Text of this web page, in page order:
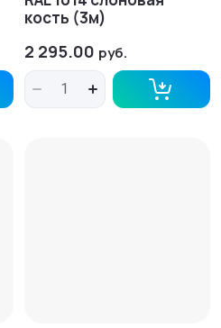
кость (3м)
2 295.00 руб.